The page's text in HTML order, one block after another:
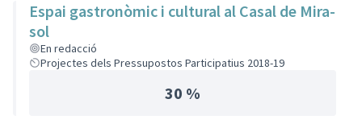
Espai gastronòmic i cultural al Casal de Mira-
sol
En redacció
Projectes dels Pressupostos Participatius 2018-19
30 %